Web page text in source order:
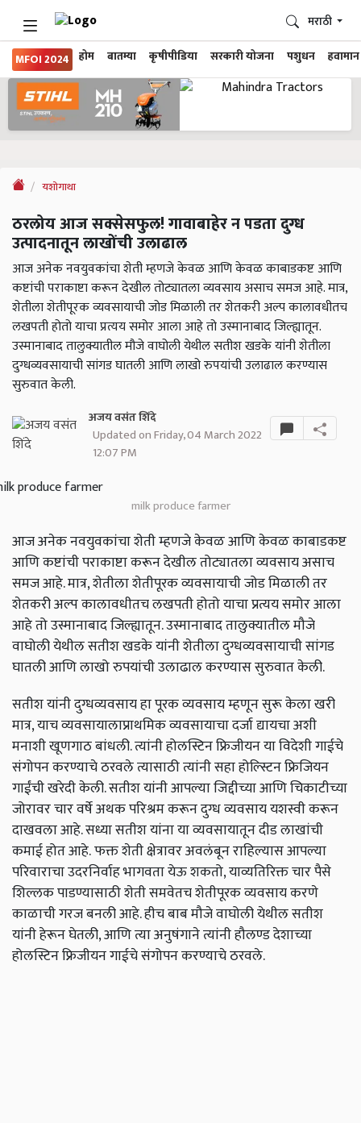
MFOI 2024 होम बातम्या कृषीपीडिया सरकारी योजना पशुधन हवामान
मराठी
यशोगाथा
ठरलोय आज सक्सेसफुल! गावाबाहेर न पडता दुग्ध
उत्पादनातून लाखोंची उलाढाल
आज अनेक नवयुवकांचा शेती म्हणजे केवळ आणि केवळ काबाडकष्ट आणि
कष्टांची पराकाष्टा करून देखील तोट्यातला व्यवसाय असाच समज आहे. मात्र,
शेतीला शेतीपूरक व्यवसायाची जोड मिळाली तर शेतकरी अल्प कालावधीतच
लखपती होतो याचा प्रत्यय समोर आला आहे तो उस्मानाबाद जिल्ह्यातून.
उस्मानाबाद तालुक्यातील मौजे वाघोली येथील सतीश खडके यांनी शेतीला
दुग्धव्यवसायाची सांगड घातली आणि लाखो रुपयांची उलाढाल करण्यास
सुरुवात केली.
अजय वसंत शिंदे
Updated on Friday, 04 March 2022
12:07 PM
milk produce farmer
आज अनेक नवयुवकांचा शेती म्हणजे केवळ आणि केवळ काबाडकष्ट
आणि कष्टांची पराकाष्टा करून देखील तोट्यातला व्यवसाय असाच
समज आहे. मात्र, शेतीला शेतीपूरक व्यवसायाची जोड मिळाली तर
शेतकरी अल्प कालावधीतच लखपती होतो याचा प्रत्यय समोर आला
आहे तो उस्मानाबाद जिल्ह्यातून. उस्मानाबाद तालुक्यातील मौजे
वाघोली येथील सतीश खडके यांनी शेतीला दुग्धव्यवसायाची सांगड
घातली आणि लाखो रुपयांची उलाढाल करण्यास सुरुवात केली.
सतीश यांनी दुग्धव्यवसाय हा पूरक व्यवसाय म्हणून सुरू केला खरी
मात्र, याच व्यवसायालाप्राथमिक व्यवसायाचा दर्जा द्यायचा अशी
मनाशी खूणगाठ बांधली. त्यांनी होलस्टिन फ्रिजीयन या विदेशी गाईचे
संगोपन करण्याचे ठरवले त्यासाठी त्यांनी सहा होल्स्टिन फ्रिजियन
गाईंची खरेदी केली. सतीश यांनी आपल्या जिद्दीच्या आणि चिकाटीच्या
जोरावर चार वर्षे अथक परिश्रम करून दुग्ध व्यवसाय यशस्वी करून
दाखवला आहे. सध्या सतीश यांना या व्यवसायातून दीड लाखांची
कमाई होत आहे.फक्त शेती क्षेत्रावर अवलंबून राहिल्यास आपल्या
परिवाराचा उदरनिर्वाह भागवता येऊ शकतो, याव्यतिरिक्त चार पैसे
शिल्लक पाडण्यासाठी शेती समवेतच शेतीपूरक व्यवसाय करणे
काळाची गरज बनली आहे. हीच बाब मौजे वाघोली येथील सतीश
यांनी हेरून घेतली, आणि त्या अनुषंगाने त्यांनी हौलण्ड देशाच्या
होलस्टिन फ्रिजीयन गाईचे संगोपन करण्याचे ठरवले.